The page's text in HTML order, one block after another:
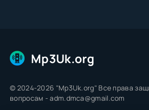
Mp3Uk.org
© 2024-2026 "Mp3Uk.org" Все права
вопросам - adm.dmca@gmail.com